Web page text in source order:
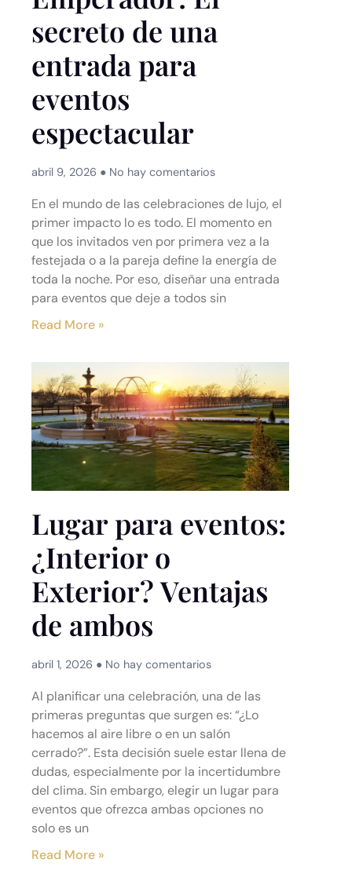
secreto de una
entrada para
eventos
espectacular
abril 9, 2026 No hay comentarios
En el mundo de las celebraciones de lujo, el
primer impacto lo es todo. El momento en
que los invitados ven por primera vez a la
festejada o a la pareja define la energía de
toda la noche. Por eso, diseñar una entrada
para eventos que deje a todos sin
Read More »
Lugar para eventos:
¿Interior o
Exterior? Ventajas
de ambos
abril 1, 2026 No hay comentarios
Al planificar una celebración, una de las
primeras preguntas que surgen es: “¿Lo
hacemos al aire libre o en un salón
cerrado?”. Esta decisión suele estar llena de
dudas, especialmente por la incertidumbre
del clima. Sin embargo, elegir un lugar para
eventos que ofrezca ambas opciones no
solo es un
Read More »